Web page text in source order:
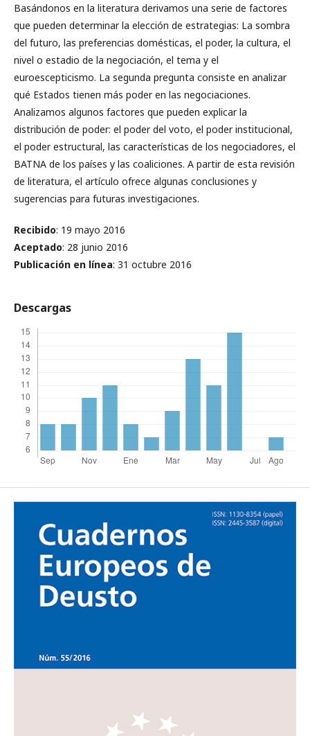
Basándonos en la literatura derivamos una serie de factores
que pueden determinar la elección de estrategias: La sombra
del futuro, las preferencias domésticas, el poder, la cultura, el
nivel o estadio de la negociación, el tema y el
euroescepticismo. La segunda pregunta consiste en analizar
qué Estados tienen más poder en las negociaciones.
Analizamos algunos factores que pueden explicar la
distribución de poder: el poder del voto, el poder institucional,
el poder estructural, las características de los negociadores, el
BATNA de los países y las coaliciones. A partir de esta revisión
de literatura, el artículo ofrece algunas conclusiones y
sugerencias para futuras investigaciones.
Recibido: 19 mayo 2016
Aceptado: 28 junio 2016
Publicación en línea: 31 octubre 2016
Descargas